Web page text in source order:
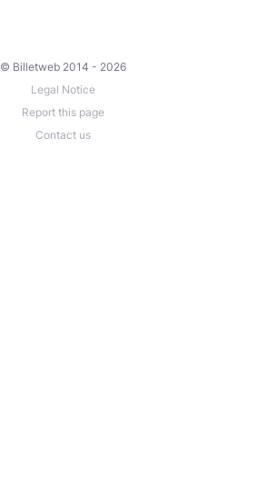
© Billetweb 2014 - 2026
Legal Notice
Report this page
Contact us